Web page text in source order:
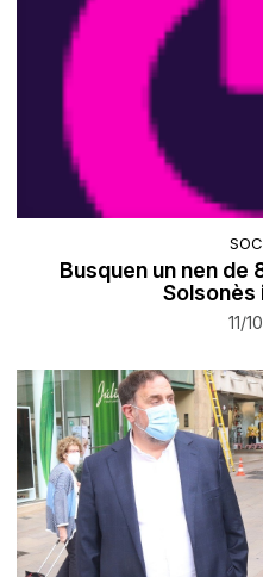
​Busquen un nen de
Solsonès
11/